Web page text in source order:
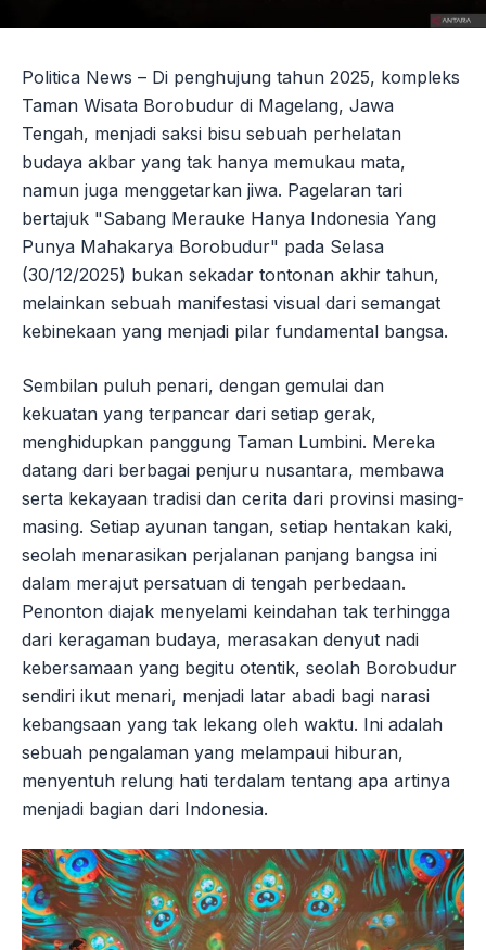
Politica News – Di penghujung tahun 2025, kompleks
Taman Wisata Borobudur di Magelang, Jawa
Tengah, menjadi saksi bisu sebuah perhelatan
budaya akbar yang tak hanya memukau mata,
namun juga menggetarkan jiwa. Pagelaran tari
bertajuk "Sabang Merauke Hanya Indonesia Yang
Punya Mahakarya Borobudur" pada Selasa
(30/12/2025) bukan sekadar tontonan akhir tahun,
melainkan sebuah manifestasi visual dari semangat
kebinekaan yang menjadi pilar fundamental bangsa.
Sembilan puluh penari, dengan gemulai dan
kekuatan yang terpancar dari setiap gerak,
menghidupkan panggung Taman Lumbini. Mereka
datang dari berbagai penjuru nusantara, membawa
serta kekayaan tradisi dan cerita dari provinsi masing-
masing. Setiap ayunan tangan, setiap hentakan kaki,
seolah menarasikan perjalanan panjang bangsa ini
dalam merajut persatuan di tengah perbedaan.
Penonton diajak menyelami keindahan tak terhingga
dari keragaman budaya, merasakan denyut nadi
kebersamaan yang begitu otentik, seolah Borobudur
sendiri ikut menari, menjadi latar abadi bagi narasi
kebangsaan yang tak lekang oleh waktu. Ini adalah
sebuah pengalaman yang melampaui hiburan,
menyentuh relung hati terdalam tentang apa artinya
menjadi bagian dari Indonesia.